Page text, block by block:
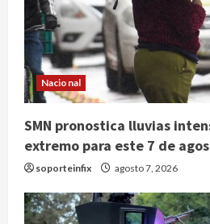
Nacional
SMN pronostica lluvias
extremo para este 7 de
soporteinfix agosto 7, 2026
2
Nacional
SMN
de agosto
agosto 7, 2026
Christopher
artículo de